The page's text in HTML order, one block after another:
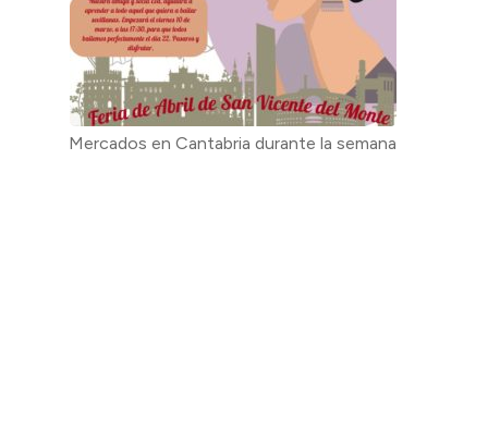
Mercados en Cantabria durante la semana